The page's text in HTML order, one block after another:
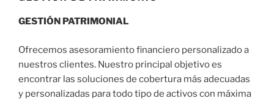
GESTIÓN PATRIMONIAL
Ofrecemos asesoramiento financiero personalizado a
nuestros clientes. Nuestro principal objetivo es
encontrar las soluciones de cobertura más adecuadas
y personalizadas para todo tipo de activos con máxima